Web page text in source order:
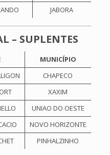
JABORA
– SUPLENTES
MUNICÍPIO
CHAPECO
XAXIM
UNIAO DO OESTE
NOVO HORIZONTE
PINHALZINHO